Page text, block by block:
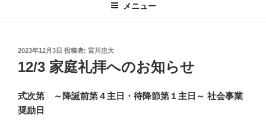
メニュー
投
稿
日:
2023年12月3日 投稿者: 宮川忠大
12/3 家庭礼拝へのお知らせ
式次第 ～降誕前第４主日・待降節第１主日～ 社会事業
奨励日